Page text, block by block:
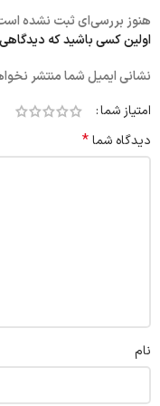
هنوز بررسی‌ای ثبت نشده
اولین کسی باشید که
نشانی ایمیل شما منتشر
امتیاز شما
دیدگاه شما*
نام